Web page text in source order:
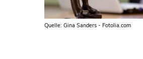
Quelle: Gina Sanders - Fotolia.com